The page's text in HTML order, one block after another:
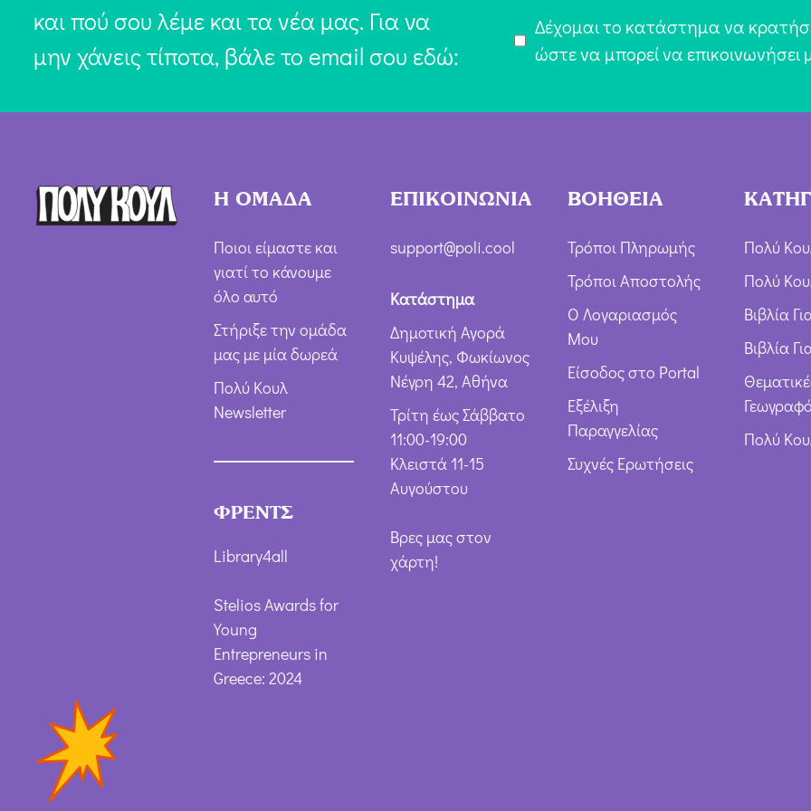
και πού σου λέμε και τα νέα μας. Για να
μην χάνεις τίποτα, βάλε το email σου εδώ:
i
π
δ
ή
ρ
Δέχομαι το κατάστημα να
ώστε να μπορεί να επικοινωνήσει
Η ΟΜΑΔΑ
Ποιοι είμαστε και
γιατί το κάνουμε
όλο αυτό
Στήριξε την ομάδα
μας με μία δωρεά
Πολύ Κουλ
Newsletter
ΦΡΕΝΤΣ
Library4all
Stelios Awards for
Young
Entrepreneurs in
Greece: 2024
ΕΠΙΚΟΙΝΩΝΙΑ
support@poli.cool
Κατάστημα
Δημοτική Αγορά
Κυψέλης, Φωκίωνος
Νέγρη 42, Αθήνα
Τρίτη έως Σάββατο
11:00-19:00
Κλειστά 11-15
Αυγούστου
Βρες μας στον
χάρτη!
ΒΟΗΘΕΙΑ
Τρόποι Πληρωμής
Τρόποι Αποστολής
Ο Λογαριασμός
Μου
Είσοδος στο Portal
Εξέλιξη
Παραγγελίας
Συχνές Ερωτήσεις
Πολύ
Πολύ
Βιβλία
Βιβλία
Πολύ